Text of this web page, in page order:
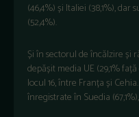
(46,4%) și Italiei (38,1%),
(52,4%).
Și în sectorul de încălzire și
depășit media UE (29,1%
locul 16, între Franța și
înregistrate în Suedia